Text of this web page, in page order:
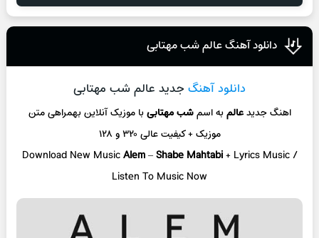
دانلود آهنگ عالم شب مهتابی
دانلود آهنگ جدید عالم شب مهتابی
اهنگ جدیدعالمبه اسمشب مهتابیبا موزیک آنلاینبهمراهی متن
موزیک + کیفیت عالی ۳۲۰ و ۱۲۸
Download New MusicAlem–Shabe Mahtabi+ Lyrics Music /
Listen To Music Now